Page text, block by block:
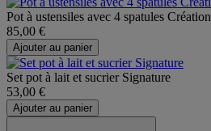
Pot à ustensiles avec 4 spatules Création
85,00 €
Ajouter au panier
Set pot à lait et sucrier Signature
53,00 €
Ajouter au panier